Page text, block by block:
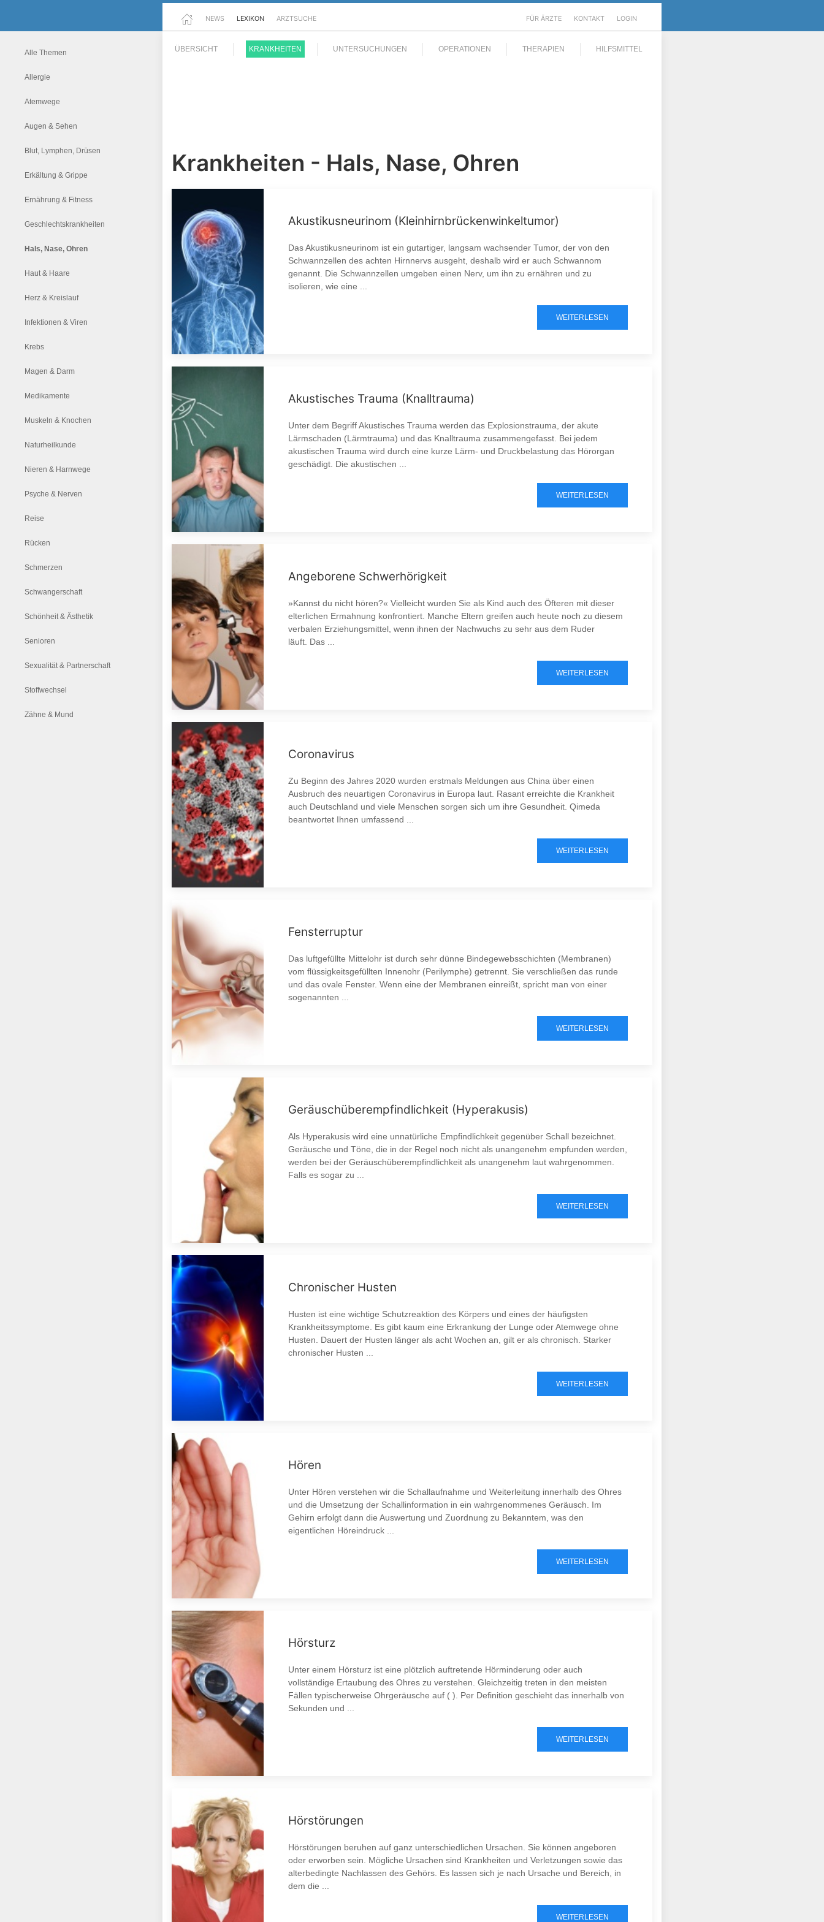
NEWS LEXIKON ARZTSUCHE FÜR ÄRZTE KONTAKT LOGIN
Alle Themen
Allergie
Atemwege
Augen & Sehen
Blut, Lymphen, Drüsen
Erkältung & Grippe
Ernährung & Fitness
Geschlechtskrankheiten
Hals, Nase, Ohren
Haut & Haare
Herz & Kreislauf
Infektionen & Viren
Krebs
Magen & Darm
Medikamente
Muskeln & Knochen
Naturheilkunde
Nieren & Harnwege
Psyche & Nerven
Reise
Rücken
Schmerzen
Schwangerschaft
Schönheit & Ästhetik
Senioren
Sexualität & Partnerschaft
Stoffwechsel
Zähne & Mund
ÜBERSICHT KRANKHEITEN UNTERSUCHUNGEN OPERATIONEN THERAPIEN HILFSMITTEL
Krankheiten - Hals, Nase, Ohren
Akustikusneurinom (Kleinhirnbrückenwinkeltumor)
Das Akustikusneurinom ist ein gutartiger, langsam wachsender Tumor, der von den
Schwannzellen des achten Hirnnervs ausgeht, deshalb wird er auch Schwannom
genannt. Die Schwannzellen umgeben einen Nerv, um ihn zu ernähren und zu
isolieren, wie eine ...
WEITERLESEN
Akustisches Trauma (Knalltrauma)
Unter dem Begriff Akustisches Trauma werden das Explosionstrauma, der akute
Lärmschaden (Lärmtrauma) und das Knalltrauma zusammengefasst. Bei jedem
akustischen Trauma wird durch eine kurze Lärm- und Druckbelastung das Hörorgan
geschädigt. Die akustischen ...
WEITERLESEN
Angeborene Schwerhörigkeit
»Kannst du nicht hören?« Vielleicht wurden Sie als Kind auch des Öfteren mit dieser
elterlichen Ermahnung konfrontiert. Manche Eltern greifen auch heute noch zu diesem
verbalen Erziehungsmittel, wenn ihnen der Nachwuchs zu sehr aus dem Ruder
läuft. Das ...
WEITERLESEN
Coronavirus
Zu Beginn des Jahres 2020 wurden erstmals Meldungen aus China über einen
Ausbruch des neuartigen Coronavirus in Europa laut. Rasant erreichte die Krankheit
auch Deutschland und viele Menschen sorgen sich um ihre Gesundheit. Qimeda
beantwortet Ihnen umfassend ...
WEITERLESEN
Fensterruptur
Das luftgefüllte Mittelohr ist durch sehr dünne Bindegewebsschichten (Membranen)
vom flüssigkeitsgefüllten Innenohr (Perilymphe) getrennt. Sie verschließen das runde
und das ovale Fenster. Wenn eine der Membranen einreißt, spricht man von einer
sogenannten ...
WEITERLESEN
Geräuschüberempfindlichkeit (Hyperakusis)
Als Hyperakusis wird eine unnatürliche Empfindlichkeit gegenüber Schall bezeichnet.
Geräusche und Töne, die in der Regel noch nicht als unangenehm empfunden werden,
werden bei der Geräuschüberempfindlichkeit als unangenehm laut wahrgenommen.
Falls es sogar zu ...
WEITERLESEN
Chronischer Husten
Husten ist eine wichtige Schutzreaktion des Körpers und eines der häufigsten
Krankheitssymptome. Es gibt kaum eine Erkrankung der Lunge oder Atemwege ohne
Husten. Dauert der Husten länger als acht Wochen an, gilt er als chronisch. Starker
chronischer Husten ...
WEITERLESEN
Hören
Unter Hören verstehen wir die Schallaufnahme und Weiterleitung innerhalb des Ohres
und die Umsetzung der Schallinformation in ein wahrgenommenes Geräusch. Im
Gehirn erfolgt dann die Auswertung und Zuordnung zu Bekanntem, was den
eigentlichen Höreindruck ...
WEITERLESEN
Hörsturz
Unter einem Hörsturz ist eine plötzlich auftretende Hörminderung oder auch
vollständige Ertaubung des Ohres zu verstehen. Gleichzeitig treten in den meisten
Fällen typischerweise Ohrgeräusche auf ( ). Per Definition geschieht das innerhalb von
Sekunden und ...
WEITERLESEN
Hörstörungen
Hörstörungen beruhen auf ganz unterschiedlichen Ursachen. Sie können angeboren
oder erworben sein. Mögliche Ursachen sind Krankheiten und Verletzungen sowie das
alterbedingte Nachlassen des Gehörs. Es lassen sich je nach Ursache und Bereich, in
dem die ...
WEITERLESEN